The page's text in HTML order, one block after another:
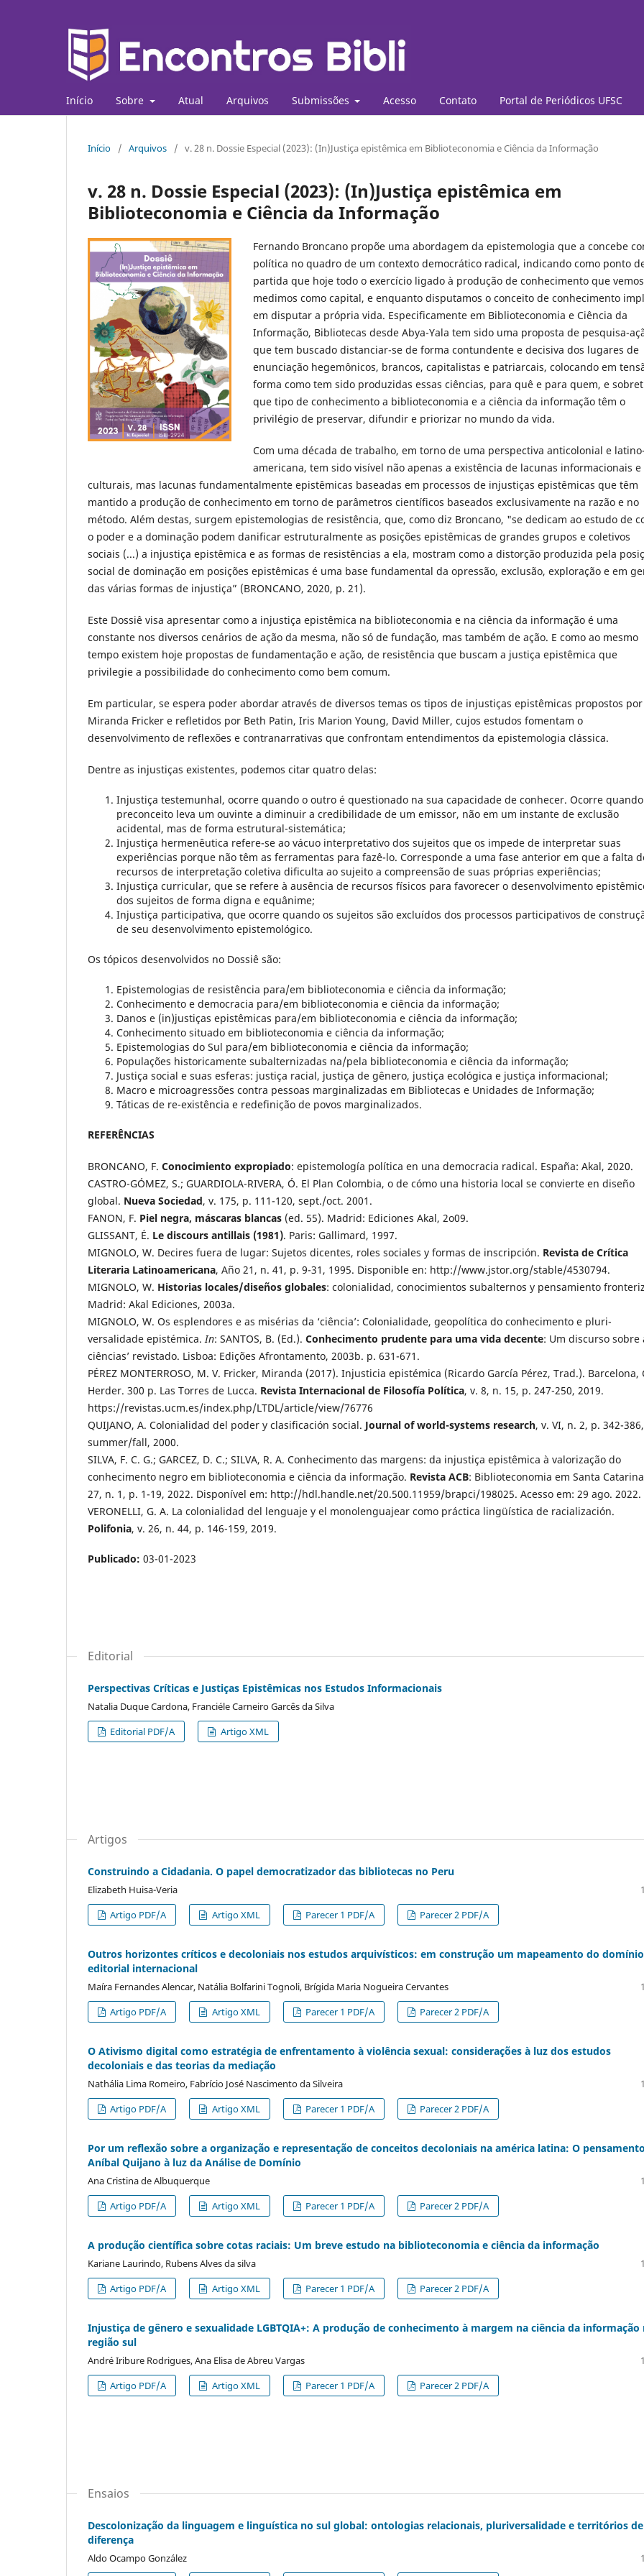
Início Sobre Atual Arquivos Submissões Acesso Contato Portal de Periódicos UFSC
Início / Arquivos / v. 28 n. Dossie Especial (2023): (In)Justiça epistêmica em Biblioteconomia e Ciência da Informação
v. 28 n. Dossie Especial (2023): (In)Justiça epistêmica em
Biblioteconomia e Ciência da Informação
Fernando Broncano propõe uma abordagem da epistemologia que a concebe
política no quadro de um contexto democrático radical, indicando como ponto
partida que hoje todo o exercício ligado à produção de conhecimento que
medimos como capital, e enquanto disputamos o conceito de conhecimento
em disputar a própria vida. Especificamente em Biblioteconomia e Ciência da
Informação, Bibliotecas desde Abya-Yala tem sido uma proposta de pesquisa-
que tem buscado distanciar-se de forma contundente e decisiva dos lugares de
enunciação hegemônicos, brancos, capitalistas e patriarcais, colocando em
forma como tem sido produzidas essas ciências, para quê e para quem, e
que tipo de conhecimento a biblioteconomia e a ciência da informação têm o
privilégio de preservar, difundir e priorizar no mundo da vida.
Com uma década de trabalho, em torno de uma perspectiva anticolonial e
americana, tem sido visível não apenas a existência de lacunas informacionais e
culturais, mas lacunas fundamentalmente epistêmicas baseadas em processos de injustiças epistêmicas que têm
mantido a produção de conhecimento em torno de parâmetros científicos baseados exclusivamente na razão e no
método. Além destas, surgem epistemologias de resistência, que, como diz Broncano, "se dedicam ao estudo de
o poder e a dominação podem danificar estruturalmente as posições epistêmicas de grandes grupos e coletivos
sociais (...) a injustiça epistêmica e as formas de resistências a ela, mostram como a distorção produzida pela
social de dominação em posições epistêmicas é uma base fundamental da opressão, exclusão, exploração e em
das várias formas de injustiça” (BRONCANO, 2020, p. 21).
Este Dossiê visa apresentar como a injustiça epistêmica na biblioteconomia e na ciência da informação é uma
constante nos diversos cenários de ação da mesma, não só de fundação, mas também de ação. E como ao mesmo
tempo existem hoje propostas de fundamentação e ação, de resistência que buscam a justiça epistêmica que
privilegie a possibilidade do conhecimento como bem comum.
Em particular, se espera poder abordar através de diversos temas os tipos de injustiças epistêmicas propostos por
Miranda Fricker e refletidos por Beth Patin, Iris Marion Young, David Miller, cujos estudos fomentam o
desenvolvimento de reflexões e contranarrativas que confrontam entendimentos da epistemologia clássica.
Dentre as injustiças existentes, podemos citar quatro delas:
Injustiça testemunhal, ocorre quando o outro é questionado na sua capacidade de conhecer. Ocorre
preconceito leva um ouvinte a diminuir a credibilidade de um emissor, não em um instante de exclusão
acidental, mas de forma estrutural-sistemática;
Injustiça hermenêutica refere-se ao vácuo interpretativo dos sujeitos que os impede de interpretar suas
experiências porque não têm as ferramentas para fazê-lo. Corresponde a uma fase anterior em que a falta
recursos de interpretação coletiva dificulta ao sujeito a compreensão de suas próprias experiências;
Injustiça curricular, que se refere à ausência de recursos físicos para favorecer o desenvolvimento
dos sujeitos de forma digna e equânime;
Injustiça participativa, que ocorre quando os sujeitos são excluídos dos processos participativos de
de seu desenvolvimento epistemológico.
Os tópicos desenvolvidos no Dossiê são:
Epistemologias de resistência para/em biblioteconomia e ciência da informação;
Conhecimento e democracia para/em biblioteconomia e ciência da informação;
Danos e (in)justiças epistêmicas para/em biblioteconomia e ciência da informação;
Conhecimento situado em biblioteconomia e ciência da informação;
Epistemologias do Sul para/em biblioteconomia e ciência da informação;
Populações historicamente subalternizadas na/pela biblioteconomia e ciência da informação;
Justiça social e suas esferas: justiça racial, justiça de gênero, justiça ecológica e justiça informacional;
Macro e microagressões contra pessoas marginalizadas em Bibliotecas e Unidades de Informação;
Táticas de re-existência e redefinição de povos marginalizados.
REFERÊNCIAS
BRONCANO, F. Conocimiento expropiado: epistemología política en una democracia radical. España: Akal, 2020.
CASTRO-GÓMEZ, S.; GUARDIOLA-RIVERA, Ó. El Plan Colombia, o de cómo una historia local se convierte en diseño
global. Nueva Sociedad, v. 175, p. 111-120, sept./oct. 2001.
FANON, F. Piel negra, máscaras blancas (ed. 55). Madrid: Ediciones Akal, 2o09.
GLISSANT, É. Le discours antillais (1981). Paris: Gallimard, 1997.
MIGNOLO, W. Decires fuera de lugar: Sujetos dicentes, roles sociales y formas de inscripción. Revista de Crítica
Literaria Latinoamericana, Año 21, n. 41, p. 9-31, 1995. Disponible en: http://www.jstor.org/stable/4530794.
MIGNOLO, W. Historias locales/diseños globales: colonialidad, conocimientos subalternos y pensamiento
Madrid: Akal Ediciones, 2003a.
MIGNOLO, W. Os esplendores e as misérias da ‘ciência’: Colonialidade, geopolítica do conhecimento e pluri-
versalidade epistémica. In: SANTOS, B. (Ed.). Conhecimento prudente para uma vida decente: Um discurso sobre
ciências’ revistado. Lisboa: Edições Afrontamento, 2003b. p. 631-671.
PÉREZ MONTERROSO, M. V. Fricker, Miranda (2017). Injusticia epistémica (Ricardo García Pérez, Trad.). Barcelona,
Herder. 300 p. Las Torres de Lucca. Revista Internacional de Filosofía Política, v. 8, n. 15, p. 247-250, 2019.
https://revistas.ucm.es/index.php/LTDL/article/view/76776
QUIJANO, A. Colonialidad del poder y clasificación social. Journal of world-systems research, v. VI, n. 2, p. 342-386,
summer/fall, 2000.
SILVA, F. C. G.; GARCEZ, D. C.; SILVA, R. A. Conhecimento das margens: da injustiça epistêmica à valorização do
conhecimento negro em biblioteconomia e ciência da informação. Revista ACB: Biblioteconomia em Santa
27, n. 1, p. 1-19, 2022. Disponível em: http://hdl.handle.net/20.500.11959/brapci/198025. Acesso em: 29 ago. 2022.
VERONELLI, G. A. La colonialidad del lenguaje y el monolenguajear como práctica lingüística de racialización.
Polifonia, v. 26, n. 44, p. 146-159, 2019.
Publicado: 03-01-2023
Editorial
Perspectivas Críticas e Justiças Epistêmicas nos Estudos Informacionais
Natalia Duque Cardona, Franciéle Carneiro Garcês da Silva
Editorial PDF/A
Artigo XML
Artigos
Construindo a Cidadania. O papel democratizador das bibliotecas no Peru
Elizabeth Huisa-Veria
Artigo PDF/A
Artigo XML Parecer 1 PDF/A Parecer 2 PDF/A
Outros horizontes críticos e decoloniais nos estudos arquivísticos: em construção um mapeamento do domínio
editorial internacional
Maíra Fernandes Alencar, Natália Bolfarini Tognoli, Brígida Maria Nogueira Cervantes
Artigo PDF/A
Artigo XML Parecer 1 PDF/A Parecer 2 PDF/A
O Ativismo digital como estratégia de enfrentamento à violência sexual: considerações à luz dos estudos
decoloniais e das teorias da mediação
Nathália Lima Romeiro, Fabrício José Nascimento da Silveira
Artigo PDF/A
Artigo XML Parecer 1 PDF/A Parecer 2 PDF/A
Por um reflexão sobre a organização e representação de conceitos decoloniais na américa latina: O
Aníbal Quijano à luz da Análise de Domínio
Ana Cristina de Albuquerque
Artigo PDF/A
Artigo XML Parecer 1 PDF/A Parecer 2 PDF/A
A produção científica sobre cotas raciais: Um breve estudo na biblioteconomia e ciência da informação
Kariane Laurindo, Rubens Alves da silva
Artigo PDF/A
Artigo XML Parecer 1 PDF/A Parecer 2 PDF/A
Injustiça de gênero e sexualidade LGBTQIA+: A produção de conhecimento à margem na ciência da informação
região sul
André Iribure Rodrigues, Ana Elisa de Abreu Vargas
Artigo PDF/A
Artigo XML Parecer 1 PDF/A Parecer 2 PDF/A
Ensaios
Descolonização da linguagem e linguística no sul global: ontologias relacionais, pluriversalidade e territórios de
diferença
Aldo Ocampo González